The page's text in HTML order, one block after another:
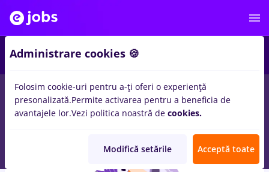
locuri de muncacu salarii facility, Part timeinRemote (de
acasa)pentruStudent, Entry-Level (< 2 ani)inBanci
Administrare cookies 🍪
Folosim cookie-uri pentru a-ți oferi o experiență
presonalizată.Permite activarea pentru a beneficia de
avantajele lor.Vezi politica noastră de cookies.
Modifică setările Acceptă toate